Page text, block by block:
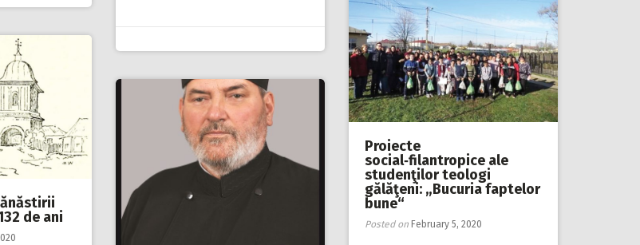
Proiecte
social‑filantropice ale
studenţilor teologi
gălăţeni: „Bucuria faptelor
bune“
Posted on February 5, 2020
de ani